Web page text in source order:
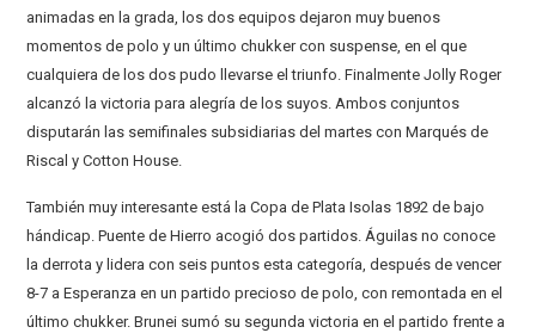
animadas en la grada, los dos equipos dejaron muy buenos
momentos de polo y un último chukker con suspense, en el que
cualquiera de los dos pudo llevarse el triunfo. Finalmente Jolly Roger
alcanzó la victoria para alegría de los suyos. Ambos conjuntos
disputarán las semifinales subsidiarias del martes con Marqués de
Riscal y Cotton House.
También muy interesante está la Copa de Plata Isolas 1892 de bajo
hándicap. Puente de Hierro acogió dos partidos. Águilas no conoce
la derrota y lidera con seis puntos esta categoría, después de vencer
8-7 a Esperanza en un partido precioso de polo, con remontada en el
último chukker. Brunei sumó su segunda victoria en el partido frente a